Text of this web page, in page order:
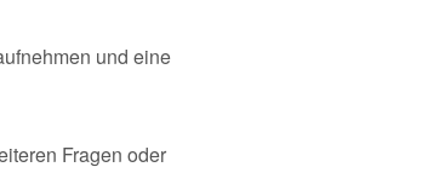
und eine
Fragen oder